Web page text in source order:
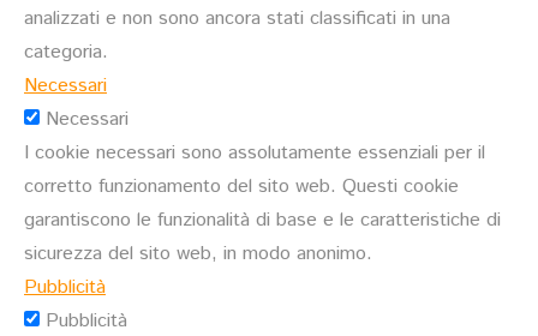
analizzati e non sono ancora stati classificati in una
categoria.
Necessari
Necessari
I cookie necessari sono assolutamente essenziali per il
corretto funzionamento del sito web. Questi cookie
garantiscono le funzionalità di base e le caratteristiche di
sicurezza del sito web, in modo anonimo.
Pubblicità
Pubblicità